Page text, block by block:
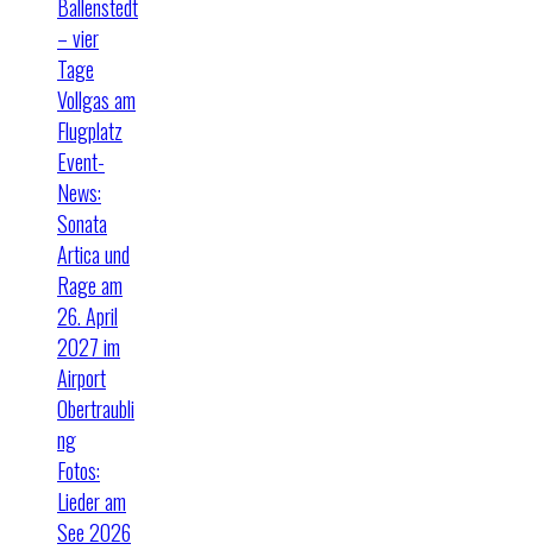
Ballenstedt
– vier
Tage
Vollgas am
Flugplatz
Event-
News:
Sonata
Artica und
Rage am
26. April
2027 im
Airport
Obertraubli
ng
Fotos:
Lieder am
See 2026